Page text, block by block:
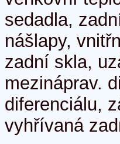
sedadla,
nášlapy,
zadní skla,
mezináprav.
diferenciálu,
vyhřívaná